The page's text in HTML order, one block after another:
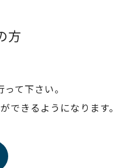
方
て下さい。
できるようになります。